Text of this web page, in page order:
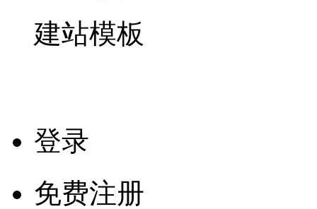
建站模板
登录
免费注册